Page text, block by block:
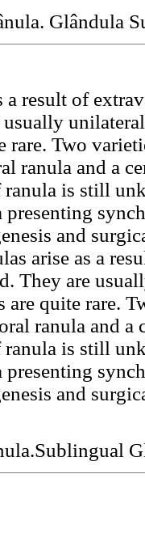
Glândula
a result of
usually
rare. Two
ranula and a
is still
and
arise as a
They are
are quite rare.
ranula and
is still
and